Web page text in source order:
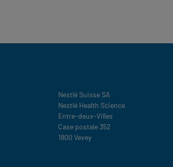
Nestlé Suisse SA
Nestlé Health Science
Entre-deux-Villes
Case postale 352
1800 Vevey